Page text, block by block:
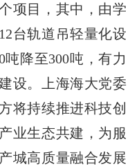
项目，其中，由学
台轨道吊轻量化设
降至300吨，有力
设。上海海大党委
将持续推进科技创
业生态共建，为服
城高质量融合发展